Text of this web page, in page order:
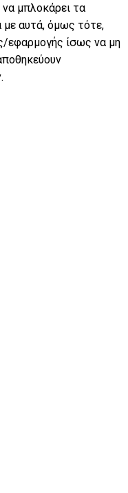
μπλοκάρει τα
με αυτά, όμως τότε,
εφαρμογής ίσως να μη